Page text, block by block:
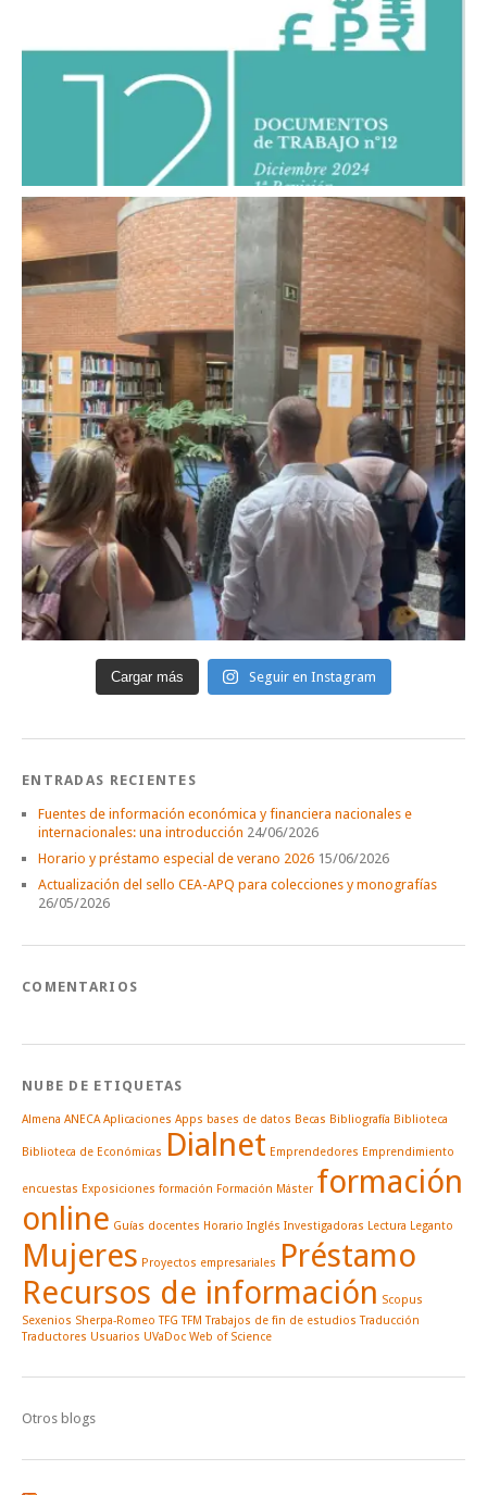
Cargar más Seguir en Instagram
ENTRADAS RECIENTES
Fuentes de información económica y financiera nacionales e
internacionales: una introducción 24/06/2026
Horario y préstamo especial de verano 2026 15/06/2026
Actualización del sello CEA-APQ para colecciones y monografías
26/05/2026
COMENTARIOS
NUBE DE ETIQUETAS
Almena ANECA Aplicaciones Apps bases de datos Becas Bibliografía Biblioteca
Biblioteca de Económicas Dialnet Emprendedores Emprendimiento
encuestas Exposiciones formación Formación Máster formación
online Guías docentes Horario Inglés Investigadoras Lectura Leganto
Mujeres Proyectos empresariales Préstamo
Recursos de información Scopus
Sexenios Sherpa-Romeo TFG TFM Trabajos de fin de estudios Traducción
Traductores Usuarios UVaDoc Web of Science
Otros blogs